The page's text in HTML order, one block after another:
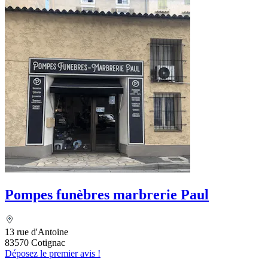
Pompes funèbres marbrerie Paul
13 rue d'Antoine
83570 Cotignac
Déposez le premier avis !